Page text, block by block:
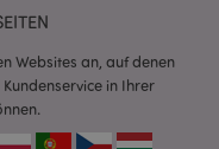
Websites an, auf denen
in Ihrer
Adobe Inc.
www.puckator.de